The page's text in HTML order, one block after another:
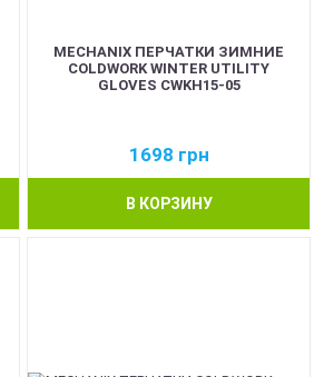
MECHANIX ПЕРЧАТКИ ЗИМНИЕ
COLDWORK WINTER UTILITY
GLOVES CWKH15-05
1698 грн
В КОРЗИНУ